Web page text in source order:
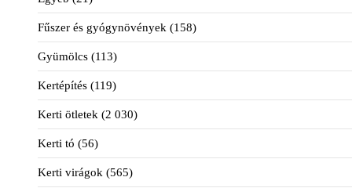
Fűszer és gyógynövények (158)
Gyümölcs (113)
Kertépítés (119)
Kerti ötletek (2 030)
Kerti tó (56)
Kerti virágok (565)